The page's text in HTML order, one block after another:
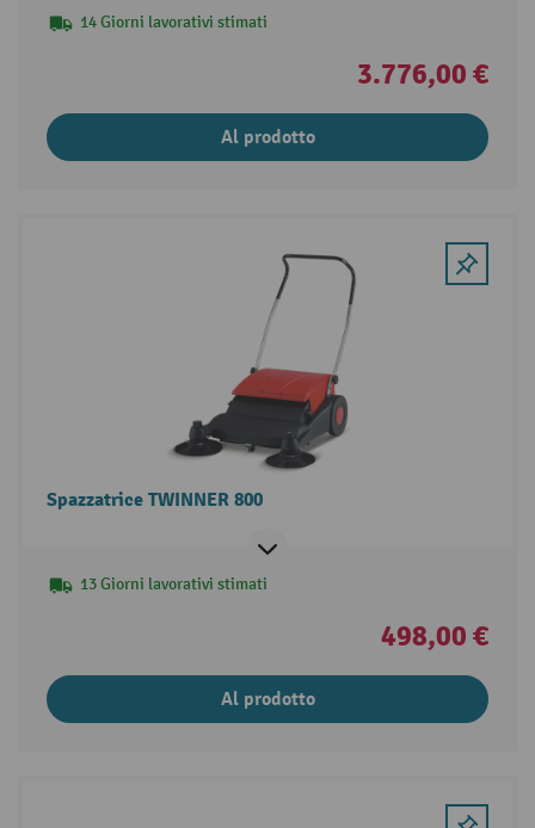
14 Giorni lavorativi stimati
3.776,00 €
Al prodotto
Spazzatrice TWINNER 800
13 Giorni lavorativi stimati
498,00 €
Al prodotto